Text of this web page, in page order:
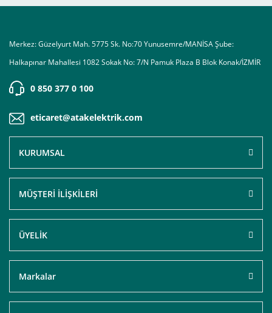
Merkez: Güzelyurt Mah. 5775 Sk. No:70 Yunusemre/MANİSA Şube:
Halkapınar Mahallesi 1082 Sokak No: 7/N Pamuk Plaza B Blok Konak/İZMİR
0 850 377 0 100
eticaret@atakelektrik.com
KURUMSAL
MÜŞTERİ İLİŞKİLERİ
ÜYELİK
Markalar